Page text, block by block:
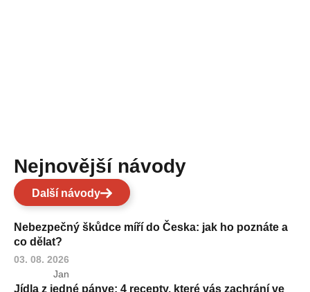
Nejnovější návody
Další návody
Nebezpečný škůdce míří do Česka: jak ho poznáte a
co dělat?
03. 08. 2026
Jan
Jídla z jedné pánve: 4 recepty, které vás zachrání ve